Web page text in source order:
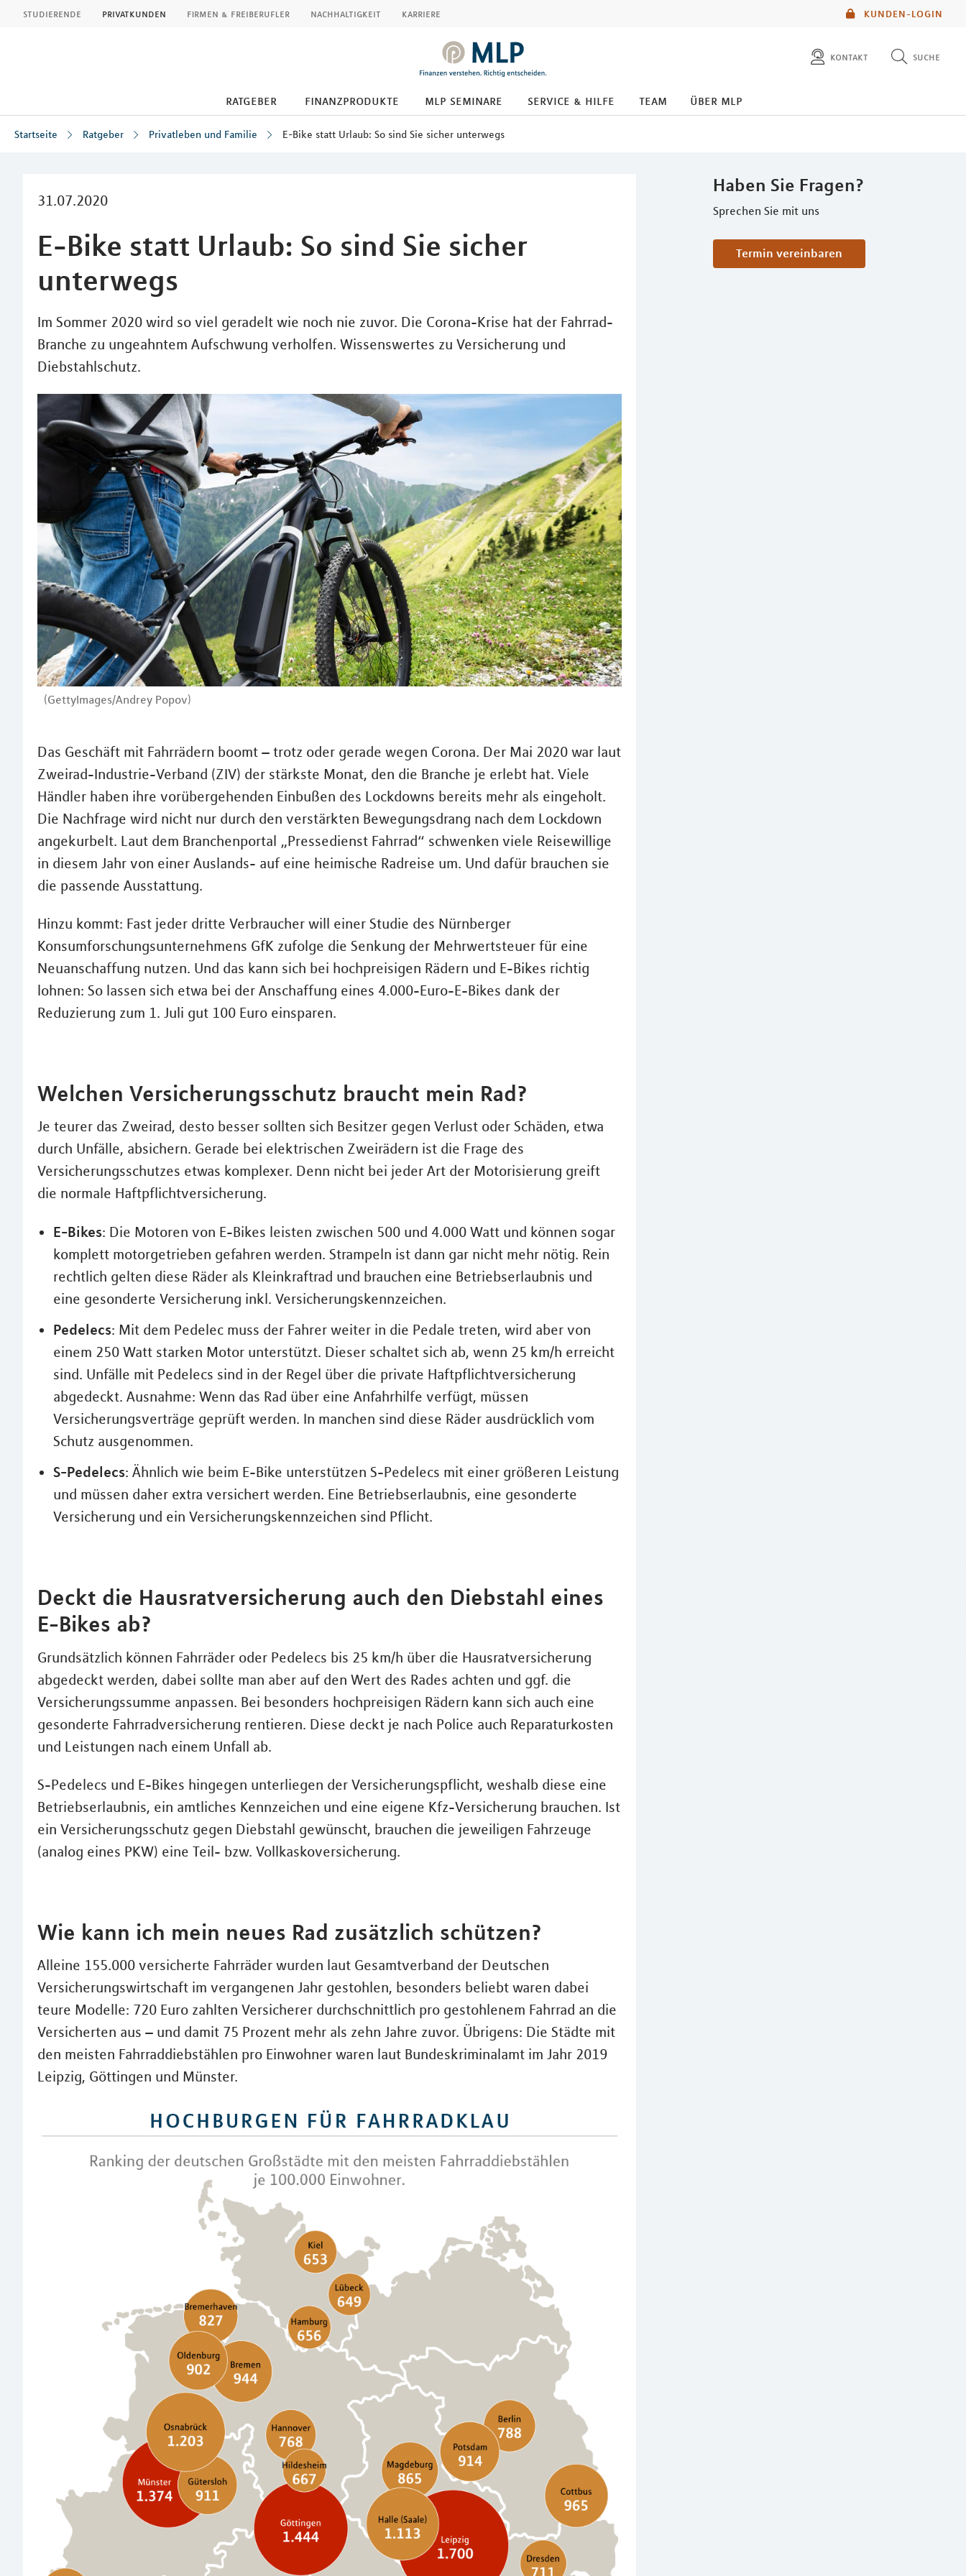
KUNDEN-LOGIN
studierende privatkunden firmen & freiberufler nachhaltigkeit karriere
kontakt suche
ratgeber finanzprodukte mlp seminare service & hilfe team über mlp
Startseite Ratgeber Privatleben und Familie E-Bike statt Urlaub: So sind Sie sicher unterwegs
31.07.2020
E-Bike statt Urlaub: So sind Sie sicher
unterwegs
Im Sommer 2020 wird so viel geradelt wie noch nie zuvor. Die Corona-Krise hat der Fahrrad-
Branche zu ungeahntem Aufschwung verholfen. Wissenswertes zu Versicherung und
Diebstahlschutz.
(GettyImages/Andrey Popov)
Haben Sie Fragen?
Sprechen Sie mit uns
Termin vereinbaren
Das Geschäft mit Fahrrädern boomt – trotz oder gerade wegen Corona. Der Mai 2020 war laut
Zweirad-Industrie-Verband (ZIV) der stärkste Monat, den die Branche je erlebt hat. Viele
Händler haben ihre vorübergehenden Einbußen des Lockdowns bereits mehr als eingeholt.
Die Nachfrage wird nicht nur durch den verstärkten Bewegungsdrang nach dem Lockdown
angekurbelt. Laut dem Branchenportal „Pressedienst Fahrrad“ schwenken viele Reisewillige
in diesem Jahr von einer Auslands- auf eine heimische Radreise um. Und dafür brauchen sie
die passende Ausstattung.
Hinzu kommt: Fast jeder dritte Verbraucher will einer Studie des Nürnberger
Konsumforschungsunternehmens GfK zufolge die Senkung der Mehrwertsteuer für eine
Neuanschaffung nutzen. Und das kann sich bei hochpreisigen Rädern und E-Bikes richtig
lohnen: So lassen sich etwa bei der Anschaffung eines 4.000-Euro-E-Bikes dank der
Reduzierung zum 1. Juli gut 100 Euro einsparen.
Welchen Versicherungsschutz braucht mein Rad?
Je teurer das Zweirad, desto besser sollten sich Besitzer gegen Verlust oder Schäden, etwa
durch Unfälle, absichern. Gerade bei elektrischen Zweirädern ist die Frage des
Versicherungsschutzes etwas komplexer. Denn nicht bei jeder Art der Motorisierung greift
die normale Haftpflichtversicherung.
E-Bikes: Die Motoren von E-Bikes leisten zwischen 500 und 4.000 Watt und können sogar
komplett motorgetrieben gefahren werden. Strampeln ist dann gar nicht mehr nötig. Rein
rechtlich gelten diese Räder als Kleinkraftrad und brauchen eine Betriebserlaubnis und
eine gesonderte Versicherung inkl. Versicherungskennzeichen.
Pedelecs: Mit dem Pedelec muss der Fahrer weiter in die Pedale treten, wird aber von
einem 250 Watt starken Motor unterstützt. Dieser schaltet sich ab, wenn 25 km/h erreicht
sind. Unfälle mit Pedelecs sind in der Regel über die private Haftpflichtversicherung
abgedeckt. Ausnahme: Wenn das Rad über eine Anfahrhilfe verfügt, müssen
Versicherungsverträge geprüft werden. In manchen sind diese Räder ausdrücklich vom
Schutz ausgenommen.
S-Pedelecs: Ähnlich wie beim E-Bike unterstützen S-Pedelecs mit einer größeren Leistung
und müssen daher extra versichert werden. Eine Betriebserlaubnis, eine gesonderte
Versicherung und ein Versicherungskennzeichen sind Pflicht.
Deckt die Hausratversicherung auch den Diebstahl eines
E-Bikes ab?
Grundsätzlich können Fahrräder oder Pedelecs bis 25 km/h über die Hausratversicherung
abgedeckt werden, dabei sollte man aber auf den Wert des Rades achten und ggf. die
Versicherungssumme anpassen. Bei besonders hochpreisigen Rädern kann sich auch eine
gesonderte Fahrradversicherung rentieren. Diese deckt je nach Police auch Reparaturkosten
und Leistungen nach einem Unfall ab.
S-Pedelecs und E-Bikes hingegen unterliegen der Versicherungspflicht, weshalb diese eine
Betriebserlaubnis, ein amtliches Kennzeichen und eine eigene Kfz-Versicherung brauchen. Ist
ein Versicherungsschutz gegen Diebstahl gewünscht, brauchen die jeweiligen Fahrzeuge
(analog eines PKW) eine Teil- bzw. Vollkaskoversicherung.
Wie kann ich mein neues Rad zusätzlich schützen?
Alleine 155.000 versicherte Fahrräder wurden laut Gesamtverband der Deutschen
Versicherungswirtschaft im vergangenen Jahr gestohlen, besonders beliebt waren dabei
teure Modelle: 720 Euro zahlten Versicherer durchschnittlich pro gestohlenem Fahrrad an die
Versicherten aus – und damit 75 Prozent mehr als zehn Jahre zuvor. Übrigens: Die Städte mit
den meisten Fahrraddiebstählen pro Einwohner waren laut Bundeskriminalamt im Jahr 2019
Leipzig, Göttingen und Münster.